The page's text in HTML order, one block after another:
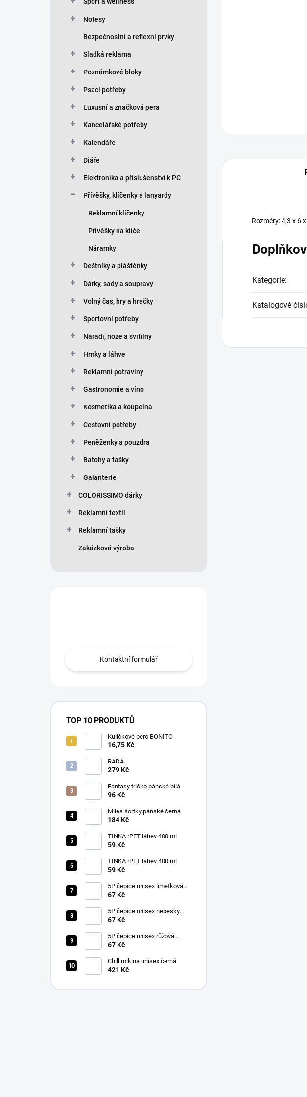
Notesy
Bezpečnostní a reflexní prvky
Sladká reklama
Poznámkové bloky
Psací potřeby
Luxusní a značková pera
Kancelářské potřeby
Kalendáře
Diáře
Elektronika a příslušenství k PC
Přívěšky, klíčenky a lanyardy
Reklamní klíčenky
Přívěšky na klíče
Náramky
Deštníky a pláštěnky
Dárky, sady a soupravy
Volný čas, hry a hračky
Sportovní potřeby
Nářadí, nože a svítilny
Hrnky a láhve
Reklamní potraviny
Gastronomie a víno
Kosmetika a koupelna
Cestovní potřeby
Peněženky a pouzdra
Batohy a tašky
Galanterie
COLORISSIMO dárky
Reklamní textil
Reklamní tašky
Zakázková výroba
Kontaktní formulář
TOP 10 PRODUKTŮ
Kuličkové pero BONITO
16,75 Kč
RADA
279 Kč
Fantasy tričko pánské bílá
96 Kč
Miles šortky pánské černá
184 Kč
TINKA rPET láhev 400 ml
59 Kč
TINKA rPET láhev 400 ml
59 Kč
5P čepice unisex limetková
nastavitelná
67 Kč
5P čepice unisex nebesky
modrá nastavitelná
67 Kč
5P čepice unisex růžová
nastavitelná
67 Kč
Chill mikina unisex černá
421 Kč
Rozměry: 4,3 x 6
Kategorie:
Katalogové